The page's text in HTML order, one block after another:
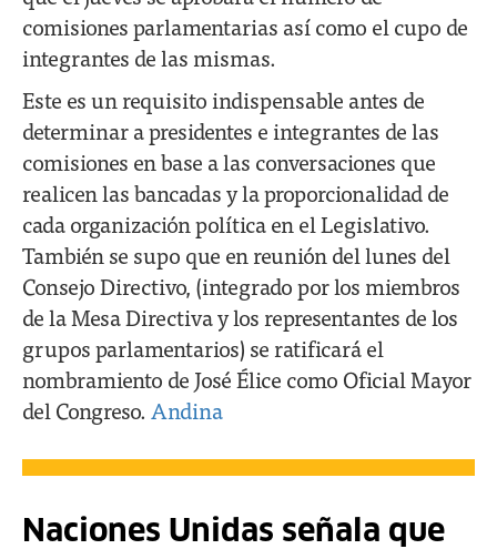
comisiones parlamentarias así como el cupo de
integrantes de las mismas.
Este es un requisito indispensable antes de
determinar a presidentes e integrantes de las
comisiones en base a las conversaciones que
realicen las bancadas y la proporcionalidad de
cada organización política en el Legislativo.
También se supo que en reunión del lunes del
Consejo Directivo, (integrado por los miembros
de la Mesa Directiva y los representantes de los
grupos parlamentarios) se ratificará el
nombramiento de José Élice como Oficial Mayor
del Congreso. Andina
Naciones Unidas señala que